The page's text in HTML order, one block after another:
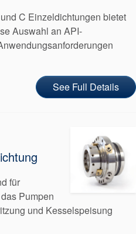
uns
C Einzeldichtungen bietet
Auswahl an API-
See Full Details
für
Pumpen
und Kesselspeisung